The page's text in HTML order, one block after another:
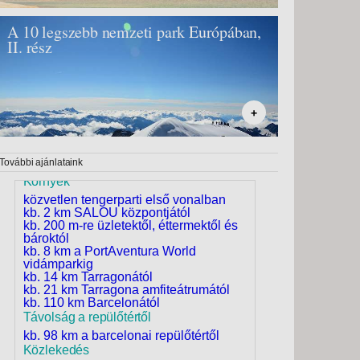
A 10 legszebb nemzeti park Európában,
II. rész
+
További ajánlataink
Hotel Best Maritim - Temesvár, Repülő
Spanyolország, Costa Dorada
Környék
közvetlen tengerparti első vonalban
kb. 2 km SALOU központjától
kb. 200 m-re üzletektől, éttermektől és
bároktól
kb. 8 km a PortAventura World
vidámparkig
kb. 14 km Tarragonától
kb. 21 km Tarragona amfiteátrumától
kb. 110 km Barcelonától
Távolság a repülőtértől
kb. 98 km a barcelonai repülőtértől
Közlekedés
ingyenes vezeték nélküli internet az
egész szállodában
a szállodában szintkülönbségek
vannak – mozgáskorlátozottaknak nem
ajánlott
Sport és szórakozás
játszótér gyerekeknek
miniklub
asztalitenisz
billiárd
vízilabda
aerobik
játékterem
gazdag animációs program
gyerekeknek és felnőtteknek
felár ellenében: vízi sportok a strandon
Uszoda
2 medencék, édesvíz, összesen kb.
400 m², mélység akár 1,8 m
gyerekmedence, mélység 0,4 m
vízi játszótér gyerekeknek
a medencék mellett ingyenes
napozóágyak, matracok és törölközők